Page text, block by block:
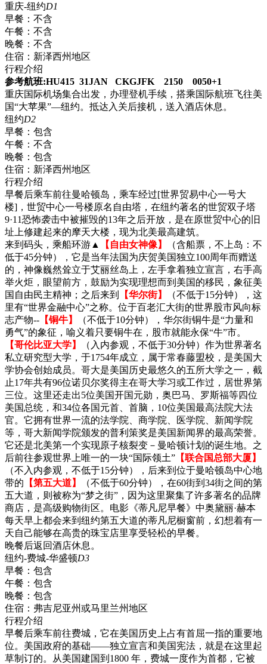
重庆-纽约D1
早餐： 不含
午餐： 不含
晚餐： 不含
住宿： 新泽西州地区
行程介绍
参考航班:HU415 31JAN CKGJFK 2150
0050+1
重庆国际机场集合出发，办理登机手续，搭乘国际航班飞往美
国“大苹果”—纽约。抵达入关后接机，送入酒店休息。
纽约D2
早餐： 包含
午餐： 不含
晚餐： 包含
住宿： 新泽西州地区
行程介绍
早餐后乘车前往曼哈顿岛，乘车经过[世界贸易中心一号大
楼]，世贸中心一号楼原名自由塔，在纽约著名的世贸双子塔
9·11恐怖袭击中被摧毁的13年之后开放，是在原世贸中心的旧
址上修建起来的摩天大楼，现为北美最高建筑。
来到码头，乘船环游▲
【自由女神像】
（含船票，不上岛：不
低于45分钟），它是当年法国为庆贺美国独立100周年而赠送
的，神像巍然耸立于艾丽丝岛上，左手拿着独立宣言，右手高
举火炬，眼望前方，鼓励为实现理想而到美国的移民，象征美
国自由民主精神；之后来到
【华尔街】
（不低于15分钟），这
里有“世界金融中心”之称。位于百老汇大街的世界股市风向标
志产物-- 【铜牛】
（不低于10分钟），华尔街铜牛是“力量和
勇气”的象征，喻义着只要铜牛在，股市就能永保“牛”市。
【哥伦比亚大学】
（入内参观，不低于30分钟）作为世界著名
私立研究型大学，于1754年成立，属于常春藤盟校，是美国大
学协会创始成员。哥大是美国历史最悠久的五所大学之一，截
止17年共有96位诺贝尔奖得主在哥大学习或工作过，居世界第
三位。这里还走出5位美国开国元勋，奥巴马、罗斯福等四位
美国总统，和34位各国元首、首脑，10位美国最高法院大法
官。它拥有世界一流的法学院、商学院、医学院、新闻学院
等，哥大新闻学院颁发的普利策奖是美国新闻界的最高荣誉。
它还是北美第一个实现原子核裂变－曼哈顿计划的诞生地。之
后前往参观世界上唯一的一块“国际领土” 【联合国总部大厦】
（不入内参观，不低于15分钟），后来到位于曼哈顿岛中心地
带的 【第五大道】
（不低于60分钟），在60街到34街之间的第
五大道，则被称为“梦之街”，因为这里聚集了许多著名的品牌
商店，是高级购物街区。电影《蒂凡尼早餐》中奥黛丽·赫本
每天早上都会来到纽约第五大道的蒂凡尼橱窗前，幻想着有一
天自己能够在高贵的珠宝店里享受轻松的早餐。
晚餐后返回酒店休息。
纽约-费城-华盛顿D3
早餐： 包含
午餐： 包含
晚餐： 包含
住宿： 弗吉尼亚州或马里兰州地区
行程介绍
早餐后乘车前往费城，它在美国历史上占有首屈一指的重要地
位。美国政府的基础——独立宣言和美国宪法，就是在这里起
草制订的。从美国建国到1800 年，费城一度作为首都，它被